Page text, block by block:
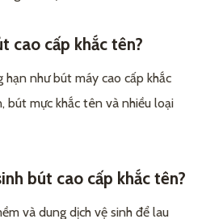
cao cấp khắc tên?
hạn như bút máy cao cấp khắc
bút mực khắc tên và nhiều loại
bút cao cấp khắc tên?
và dung dịch vệ sinh để lau